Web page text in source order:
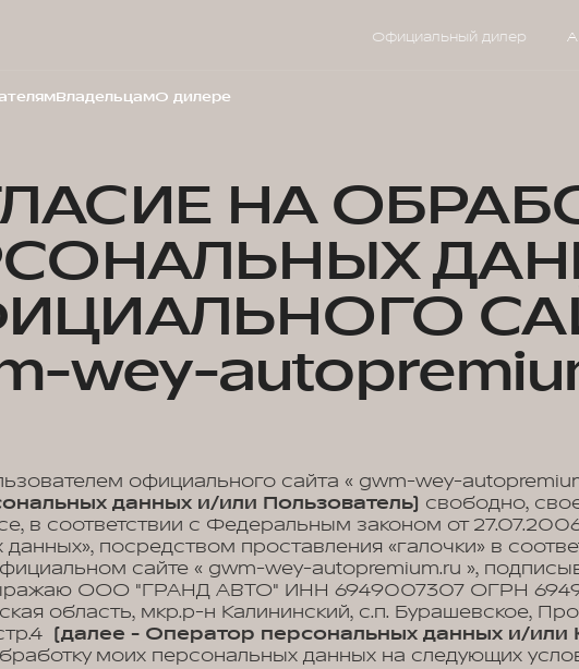
Официальный дилер
ВладельцамО дилере
НА
wey-
официального сайта « gwm-wey-
данных и/или Пользователь) свободно,
в соответствии с Федеральным законом от
посредством проставления «галочки» в
сайте « gwm-wey-autopremium.ru »,
ООО "ГРАНД АВТО" ИНН 6949007307 ОГРН
область, мкр.р-н Калининский, с.п. Бурашевское,
(далее - Оператор персональных данных и/или
моих персональных данных на следующих